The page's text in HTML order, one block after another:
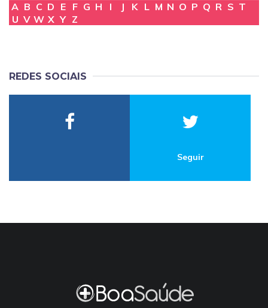
A B C D E F G H I J K L M N O P Q R S T
U V W X Y Z
REDES SOCIAIS
Seguir